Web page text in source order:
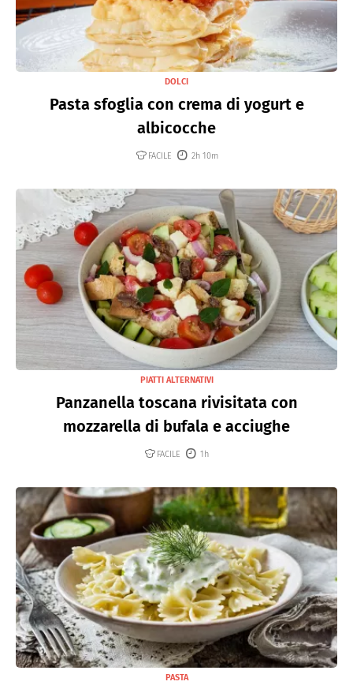
DOLCI
Pasta sfoglia con crema di yogurt e
albicocche
FACILE 2h 10m
PIATTI ALTERNATIVI
Panzanella toscana rivisitata con
mozzarella di bufala e acciughe
FACILE 1h
PASTA